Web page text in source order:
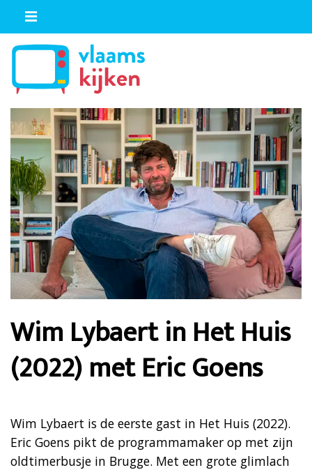
Wim Lybaert in Het Huis
(2022) met Eric Goens
Wim Lybaert is de eerste gast in Het Huis (2022).
Eric Goens pikt de programmamaker op met zijn
oldtimerbusje in Brugge. Met een grote glimlach